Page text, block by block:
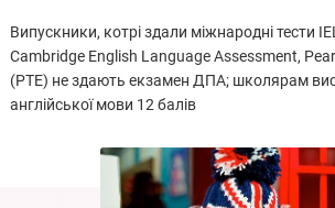
Випускники, котрі здали міжнародні тести
Cambridge English Language Assessment,
(PTE) не здають екзамен ДПА; школярам
англійської мови 12 балів